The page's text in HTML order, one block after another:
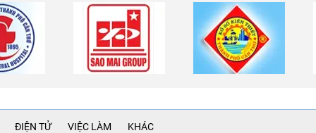
ĐIỆN TỬ VIỆC LÀM KHÁC